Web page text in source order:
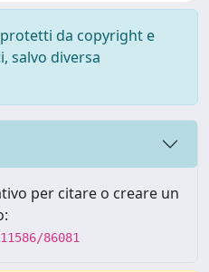
da copyright e
salvo diversa
per citare o creare un
86081